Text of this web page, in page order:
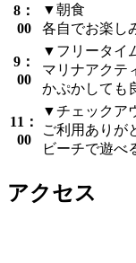
8：
00
▼朝食
各自でお楽し
9：
00
▼フリータイ
マリナアクテ
かぷかしても
11：
00
▼チェックア
ご利用ありが
ビーチで遊べ
アクセス